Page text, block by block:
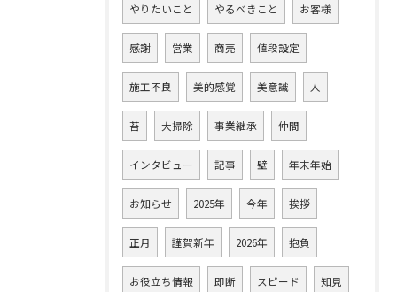
やりたいこと やるべきこと お客様
感謝 営業 商売 値段設定
施工不良 美的感覚 美意識 人
苔 大掃除 事業継承 仲間
インタビュー 記事 壁 年末年始
お知らせ 2025年 今年 挨拶
正月 謹賀新年 2026年 抱負
お役立ち情報 即断 スピード 知見